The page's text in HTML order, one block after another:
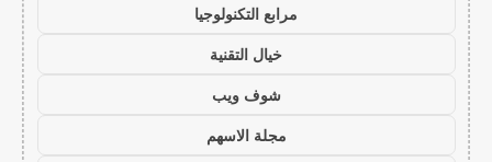
مرابع التكنولوجيا
خيال التقنية
شوف ويب
مجلة الاسهم